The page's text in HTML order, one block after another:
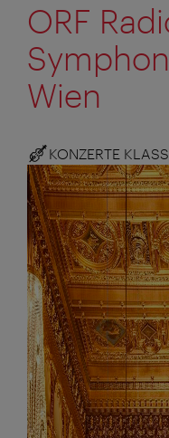
ORF
Wien
KONZERTE